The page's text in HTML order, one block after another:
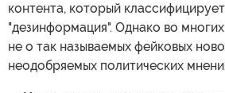
контента, который
"дезинформация". Однако во
не о так называемых фейковых
неодобряемых политических